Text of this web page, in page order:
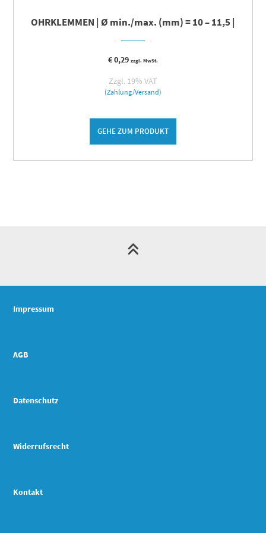
OHRKLEMMEN | Ø min./max. (mm) = 10 – 11,5 |
€0,29 zzgl. MwSt.
Zzgl. 19% VAT
(Zahlung/Versand)
GEHE ZUM PRODUKT
Impressum
AGB
Datenschutz
Widerrufsrecht
Kontakt